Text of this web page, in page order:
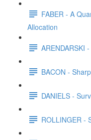
FABER - A
Allocation
ARENDARSKI
BACON -
DANIELS -
ROLLINGER -